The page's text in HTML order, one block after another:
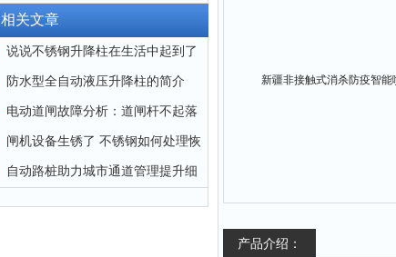
相关文章
说说不锈钢升降柱在生活中起到了
哪些作用呢
防水型全自动液压升降柱的简介
电动道闸故障分析：道闸杆不起落
是什么原因？
闸机设备生锈了 不锈钢如何处理恢
复原样？
自动路桩助力城市通道管理提升细
产品介绍：